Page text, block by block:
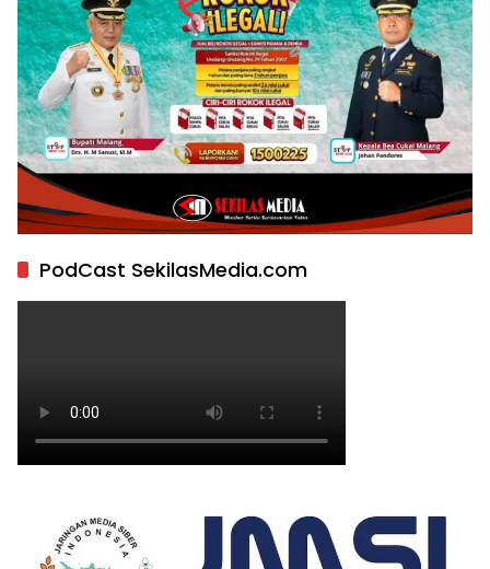
PodCast SekilasMedia.com